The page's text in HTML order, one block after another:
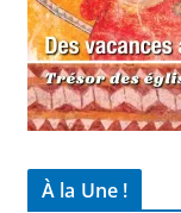
À la Une !